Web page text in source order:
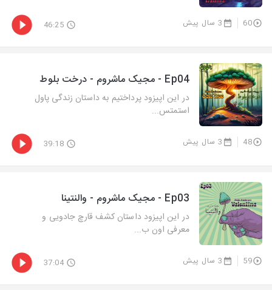
60 3 سال پیش 46:25
Ep04 - مجیک ماشروم - درخت بلوط
در این اپیزود پرداختیم به داستان زندگی پاول
استمتس...
48 3 سال پیش 39:18
Ep03 - مجیک ماشروم - والنتینا
در این اپیزود داستان کشف قارچ جادویی و
معرفی اون ب...
59 3 سال پیش 37:04